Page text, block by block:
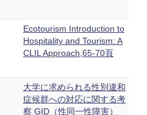
Ecotourism Introduction to
Hospitality and Tourism: A
CLIL Approach,65-70頁
大学に求められる性別違和
症候群への対応に関する考
察 GID（性同一性障害）